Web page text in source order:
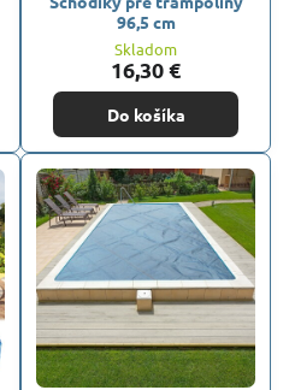
96,5 cm
Skladom
16,30 €
Do košíka